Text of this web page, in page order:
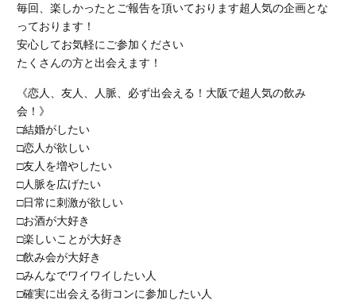
毎回、楽しかったとご報告を頂いております超人気の企画とな
っております！
安心してお気軽にご参加ください
たくさんの方と出会えます！
《恋人、友人、人脈、必ず出会える！大阪で超人気の飲み
会！》
□結婚がしたい
□恋人が欲しい
□友人を増やしたい
□人脈を広げたい
□日常に刺激が欲しい
□お酒が大好き
□楽しいことが大好き
□飲み会が大好き
□みんなでワイワイしたい人
□確実に出会える街コンに参加したい人